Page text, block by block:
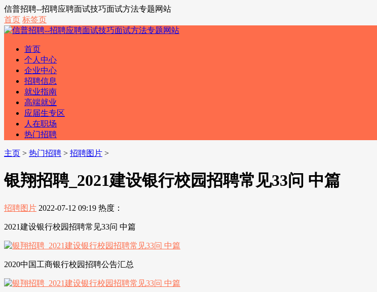
信普招聘--招聘应聘面试技巧面试方法专题网站
首页 标签页
首页
个人中心
企业中心
招聘信息
就业指南
高端就业
应届生专区
人在职场
热门招聘
主页 > 热门招聘 > 招聘图片 >
银翔招聘_2021建设银行校园招聘常见33问 中篇
招聘图片 2022-07-12 09:19 热度：
2021建设银行校园招聘常见33问 中篇
2020中国工商银行校园招聘公告汇总